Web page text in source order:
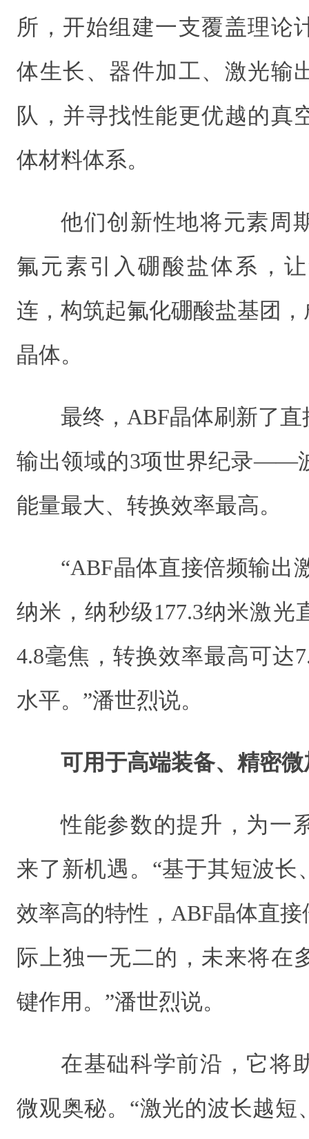
所，开始组建一支覆盖理论
体生长、器件加工、激光输
队，并寻找性能更优越的真
体材料体系。
他们创新性地将元素周
氟元素引入硼酸盐体系，
连，构筑起氟化硼酸盐基团
晶体。
最终，ABF晶体刷新了
输出领域的3项世界纪录——
能量最大、转换效率最高。
“ABF晶体直接倍频输出
纳米，纳秒级177.3纳米激光
4.8毫焦，转换效率最高可达
水平。”潘世烈说。
可用于高端装备、精密
性能参数的提升，为一
来了新机遇。“基于其短波长
效率高的特性，ABF晶体直
际上独一无二的，未来将在
键作用。”潘世烈说。
在基础科学前沿，它将
微观奥秘。“激光的波长越短